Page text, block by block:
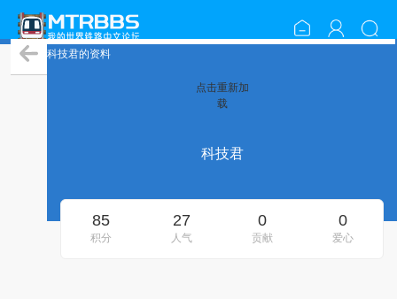
科技君的资料
点击重新加
载
科技君
85
积分
27
人气
0
贡献
0
爱心